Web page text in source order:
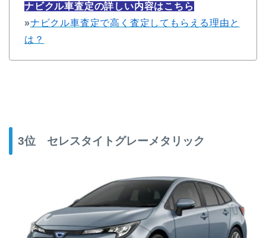
ナビクル車査定の詳しい内容はこちら
»ナビクル車査定で高く査定してもらえる理由と
は？
3位 セレスタイトグレーメタリック